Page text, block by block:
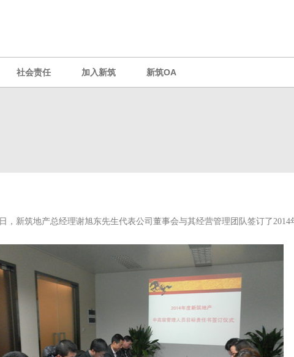
社会责任 加入新筑 新筑OA
日，新筑地产总经理谢旭东先生代表公司董事会与其经营管理团队签订了2014